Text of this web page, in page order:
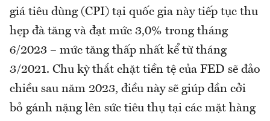
giá tiêu dùng (CPI) tại quốc gia này tiếp tục thu
hẹp đà tăng và đạt mức 3,0% trong tháng
6/2023 – mức tăng thấp nhất kể từ tháng
3/2021. Chu kỳ thắt chặt tiền tệ của FED sẽ đảo
chiều sau năm 2023, điều này sẽ giúp dần cởi
bỏ gánh nặng lên sức tiêu thụ tại các mặt hàng